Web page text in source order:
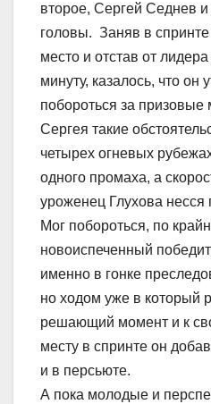
второе, Сергей Седнев
головы. Заняв в спринте
место и отстав от
минуту, казалось, что он
побороться за
Сергея такие
четырех огневых
одного промаха, а
уроженец Глухова несся
Мог побороться, по
новоиспеченный
именно в гонке
но ходом уже в который
решающий момент и к
месту в спринте он
и в персьюте.
А пока молодые и